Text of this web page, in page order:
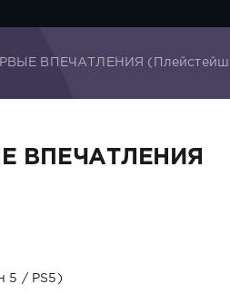
ВПЕЧАТЛЕНИЯ
ВПЕЧАТЛЕНИЯ
5 / PS5)